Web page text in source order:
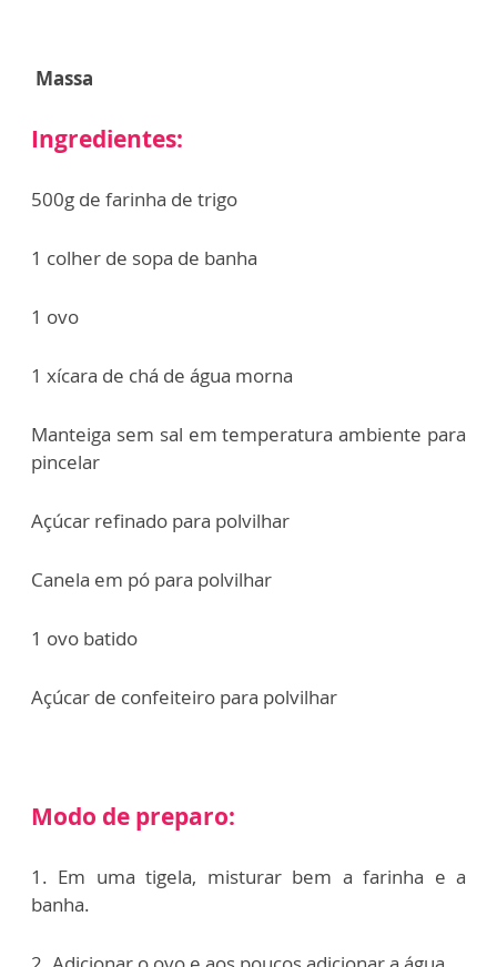
Massa
Ingredientes:
500g de farinha de trigo
1 colher de sopa de banha
1 ovo
1 xícara de chá de água morna
Manteiga sem sal em temperatura ambiente para
pincelar
Açúcar refinado para polvilhar
Canela em pó para polvilhar
1 ovo batido
Açúcar de confeiteiro para polvilhar
Modo de preparo:
1. Em uma tigela, misturar bem a farinha e a
banha.